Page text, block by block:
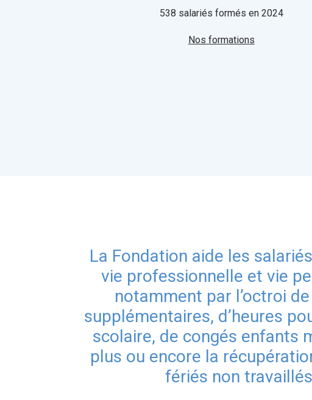
538 salariés formés en 2024
Nos formations
La Fondation aide les
vie professionnelle et vie
notamment par l’octroi
supplémentaires, d’heures
scolaire, de congés enfants
plus ou encore la
fériés non